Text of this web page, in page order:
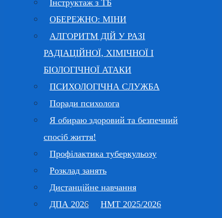
Інструктаж з ТБ
ОБЕРЕЖНО: МІНИ
АЛГОРИТМ ДІЙ У РАЗІ
РАДІАЦІЙНОЇ, ХІМІЧНОЇ І
БІОЛОГІЧНОЇ АТАКИ
ПСИХОЛОГІЧНА СЛУЖБА
Поради психолога
Я обираю здоровий та безпечний
спосіб життя!
Профілактика туберкульозу
Розклад занять
Дистанційне навчання
ДПА 2026
НМТ 2025/2026